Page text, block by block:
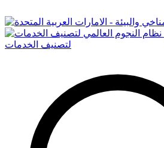
لتصنيف الخدمات